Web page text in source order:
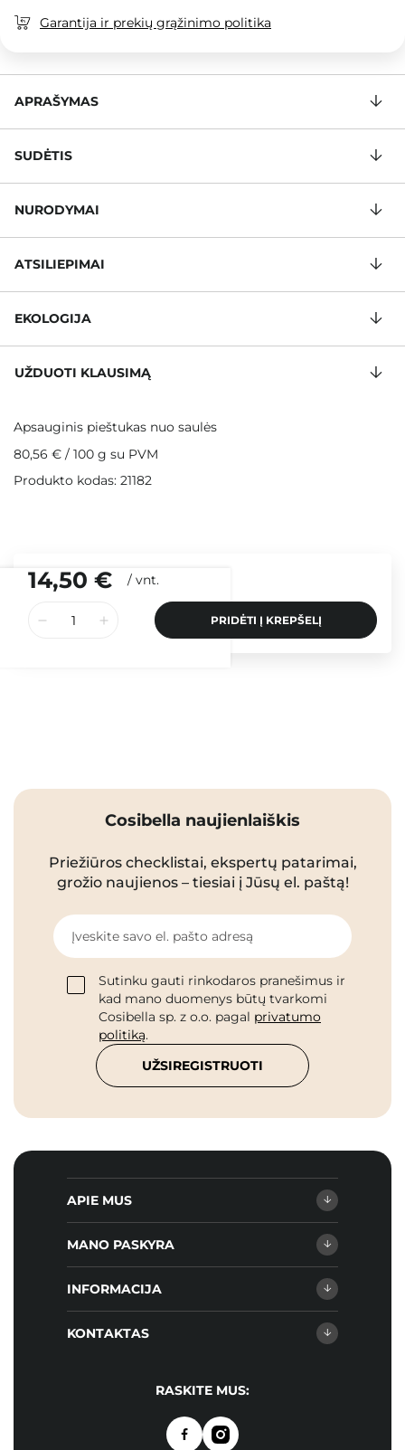
14,50 € / vnt.
PRIDĖTI Į KREPŠELĮ
Garantija ir prekių grąžinimo politika
APRAŠYMAS
SUDĖTIS
NURODYMAI
ATSILIEPIMAI
EKOLOGIJA
UŽDUOTI KLAUSIMĄ
Apsauginis pieštukas nuo saulės
80,56 € / 100 g su PVM
Produkto kodas: 21182
Cosibella naujienlaiškis
Priežiūros checklistai, ekspertų patarimai,
grožio naujienos – tiesiai į Jūsų el. paštą!
Įveskite savo el. pašto adresą
Sutinku gauti rinkodaros pranešimus ir
kad mano duomenys būtų tvarkomi
Cosibella sp. z o.o. pagal privatumo
politiką.
UŽSIREGISTRUOTI
APIE MUS
MANO PASKYRA
INFORMACIJA
KONTAKTAS
RASKITE MUS: